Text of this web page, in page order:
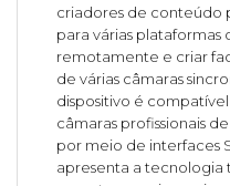
criadores de conteúdo
para várias plataformas
remotamente e criar
de várias câmaras
dispositivo é
câmaras profissionais
por meio de interfaces
apresenta a tecnologia